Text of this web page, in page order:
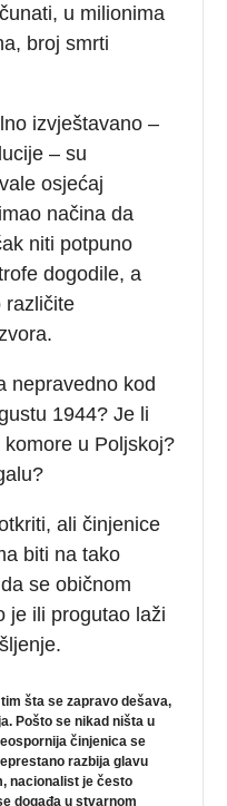
u milionima
broj smrti
izvještavano –
– su
osjećaj
načina da
niti potpuno
dogodile, a
različite
nepravedno kod
1944? Je li
u Poljskoj?
ali činjenice
biti na tako
se običnom
je ili progutao laži
šta se zapravo dešava,
Pošto se nikad ništa u
činjenica se
razbija glavu
nacionalist je često
događa u stvarnom